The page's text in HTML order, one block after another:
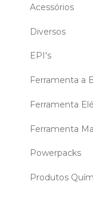
Acessórios
Diversos
EPI's
Ferramenta a
Ferramenta
Ferramenta
Powerpacks
Produtos